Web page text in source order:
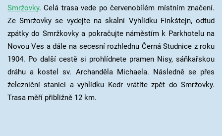
Smržovky. Celá trasa vede po červenobílém místním značení.
Ze Smržovky se vydejte na skalní Vyhlídku Finkštejn, odtud
zpátky do Smržkovky a pokračujte náměstím k Parkhotelu na
Novou Ves a dále na secesní rozhlednu Černá Studnice z roku
1904. Po další cestě si prohlídnete pramen Nisy, sáňkařskou
dráhu a kostel sv. Archanděla Michaela. Následně se přes
železniční stanici a vyhlídku Kedr vrátíte zpět do Smržovky.
Trasa měří přibližně 12 km.